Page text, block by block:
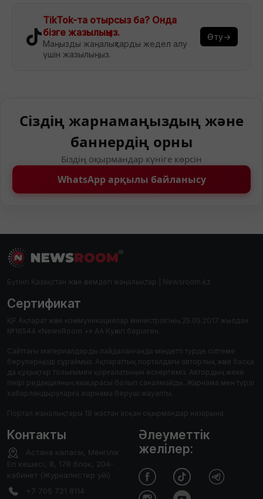
TikTok-та отырсыз ба? Онда
бізге жазылыңыз.
Маңызды жаңалықтарды жедел алу
үшін жазылыңыз.
Өту→
Сіздің жарнамаңыздың және
баннердің орны
Біздің оқырмандар күніге көрсін
WhatsApp арқылы байланысу
Бүгінгі Қазақстан және әлемдегі жаңалықтар | Newsroom.kz
Сертификат
ҚР Ақпарат және коммуникациялар министрлігінің 25.05.2017 жылдан
№16544 «NewsRoom +» АА Куәлігі берілген.
Сайттағы материалдарды пайдаланғанда міндетті түрде сілтеме
берулеріңізді сұраймыз. Ақпараттық порталдағы авторлық және басқа
да құқықтар толығымен қорғалатынын ескертеміз. Автордың жеке
пікірі редакцияның көзқарасы болып саналмайды. Жарнама мен түрлі
хабарландыруларға жарнама беруші жауапты.
Портал жаңалықтары 18 жастан асқан оқырмандар назарына.
Контакты
Астана каласы, Менгілік
Ел кешесі, 8, 17В блок, 204-
кабинет (Журналистер уйі)
+7 705 721 8114
Әлеуметтік
желілер: